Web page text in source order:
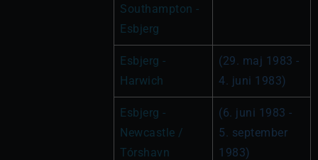
Southampton -
Esbjerg
Esbjerg -
Harwich
(29. maj 1983 -
4. juni 1983)
Esbjerg -
Newcastle /
Tórshavn
(6. juni 1983 -
5. september
1983)